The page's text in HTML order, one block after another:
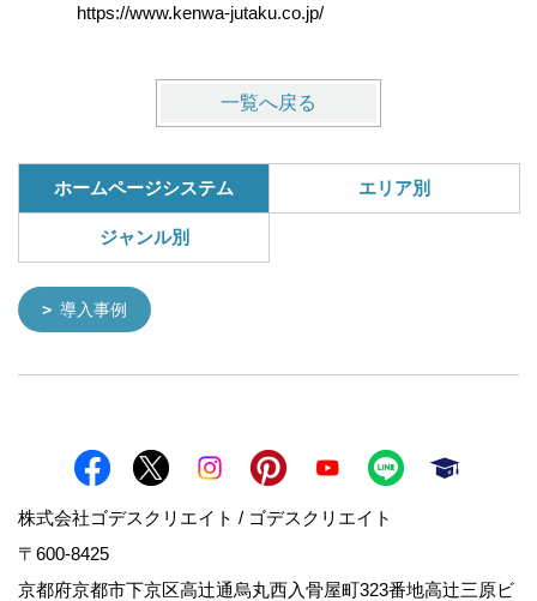
https://www.kenwa-jutaku.co.jp/
一覧へ戻る
ホームページシステム エリア別
ジャンル別
導入事例
株式会社ゴデスクリエイト / ゴデスクリエイト
〒600-8425
京都府京都市下京区高辻通烏丸西入骨屋町323番地高辻三原ビ